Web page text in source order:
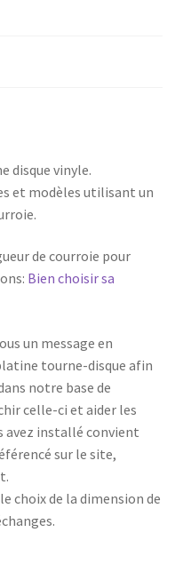
disque vinyle.
et modèles utilisant un
de courroie pour
Bien choisir sa
un message en
tourne-disque afin
notre base de
celle-ci et aider les
avez installé convient
sur le site,
choix de la dimension de